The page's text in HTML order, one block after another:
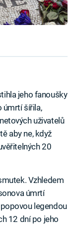
jeho fanoušky
úmrtí šířila,
uživatelů
aby ne, když
20
Vzhledem
úmrtí
legendou
12 dní po jeho